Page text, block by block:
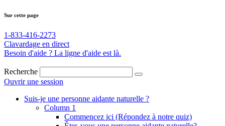
Sur cette page
1-833-416-2273
Clavardage en direct
Besoin d'aide ? La ligne d'aide est là.
Recherche
Ouvrir une session
Suis-je une personne aidante naturelle ?
Column 1
Commencez ici (Répondez à notre quiz)